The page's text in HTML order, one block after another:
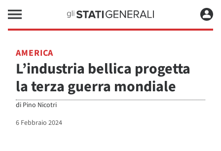
AMERICA
L’industria bellica progetta
la terza guerra mondiale
di Pino Nicotri
6 Febbraio 2024